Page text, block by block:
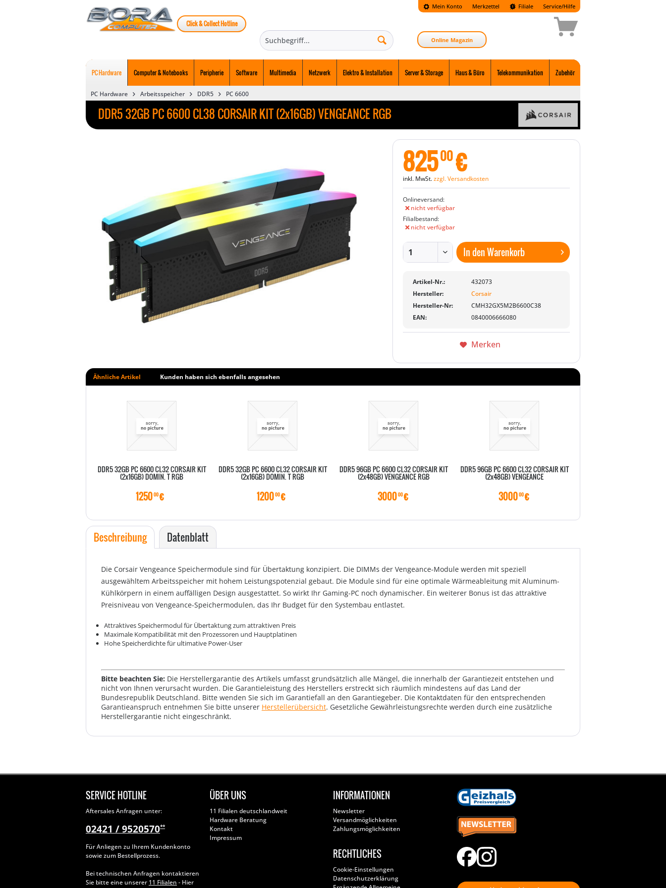
Mein Konto Merkzettel
Click & Collect Hotline
Filiale Service/Hilfe
Online Magazin
PC Hardware Computer & Notebooks Peripherie Software Multimedia Netzwerk Elektro & Installation Server & Storage Haus & Büro Telekommunikation Zubehör
PC Hardware Arbeitsspeicher DDR5 PC 6600
DDR5 32GB PC 6600 CL38 CORSAIR KIT (2x16GB) VENGEANCE RGB
82500€
inkl. MwSt.zzgl. Versandkosten
Onlineversand:
nicht verfügbar
Filialbestand:
nicht verfügbar
In denWarenkorb
Artikel-Nr.:
432073
Hersteller:
Corsair
Hersteller-Nr:
CMH32GX5M2B6600C38
EAN:
0840006666080
Merken
Ähnliche Artikel Kunden haben sich ebenfalls angesehen
DDR5 32GB PC 6600 CL32 CORSAIR KIT
(2x16GB) DOMIN. T RGB
125000€
DDR5 32GB PC 6600 CL32 CORSAIR KIT
(2x16GB) DOMIN. T RGB
120000€
DDR5 96GB PC 6600 CL32 CORSAIR KIT
(2x48GB) VENGEANCE RGB
300000€
DDR5 96GB PC 6600 CL32 CORSAIR KIT
(2x48GB) VENGEANCE
300000€
Beschreibung Datenblatt
Die Corsair Vengeance Speichermodule sind für Übertaktung konzipiert. Die DIMMs der Vengeance-Module werden mit speziell
ausgewähltem Arbeitsspeicher mit hohem Leistungspotenzial gebaut. Die Module sind für eine optimale Wärmeableitung mit Aluminum-
Kühlkörpern in einem auffälligen Design ausgestattet. So wirkt Ihr Gaming-PC noch dynamischer. Ein weiterer Bonus ist das attraktive
Preisniveau von Vengeance-Speichermodulen, das Ihr Budget für den Systembau entlastet.
Attraktives Speichermodul für Übertaktung zum attraktiven Preis
Maximale Kompatibilität mit den Prozessoren und Hauptplatinen
Hohe Speicherdichte für ultimative Power-User
Bitte beachten Sie: Die Herstellergarantie des Artikels umfasst grundsätzlich alle Mängel, die innerhalb der Garantiezeit entstehen und
nicht von Ihnen verursacht wurden. Die Garantieleistung des Herstellers erstreckt sich räumlich mindestens auf das Land der
Bundesrepublik Deutschland. Bitte wenden Sie sich im Garantiefall an den Garantiegeber. Die Kontaktdaten für den entsprechenden
Garantieanspruch entnehmen Sie bitte unserer Herstellerübersicht. Gesetzliche Gewährleistungsrechte werden durch eine zusätzliche
Herstellergarantie nicht eingeschränkt.
SERVICE HOTLINE
Aftersales Anfragen unter:
02421 / 9520570**
Für Anliegen zu Ihrem Kundenkonto
sowie zum Bestellprozess.
Bei technischen Anfragen kontaktieren
Sie bitte eine unserer 11 Filialen - Hier
ÜBER UNS
11 Filialen deutschlandweit
Hardware Beratung
Kontakt
Impressum
INFORMATIONEN
Newsletter
Versandmöglichkeiten
Zahlungsmöglichkeiten
RECHTLICHES
Cookie-Einstellungen
Datenschutzerklärung